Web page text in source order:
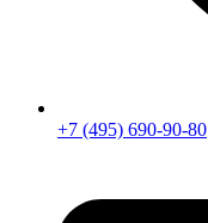
+7 (495) 690-90-80